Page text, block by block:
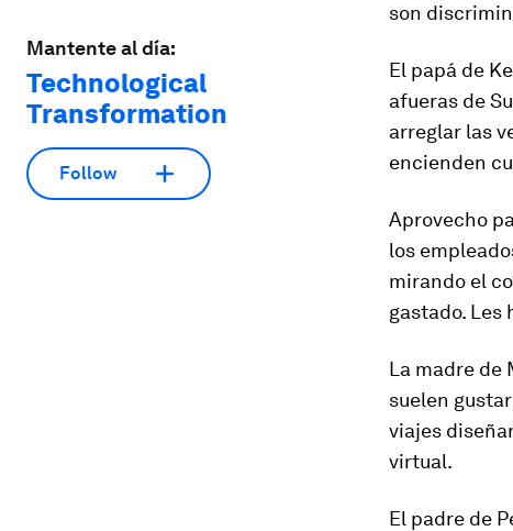
Mantente al día:
Technological
Transformation
Follow
son
El papá de
afueras de
arreglar las
encienden
Aprovecho
los
mirando el
gastado. Les
La madre de
suelen
viajes
virtual.
El padre de